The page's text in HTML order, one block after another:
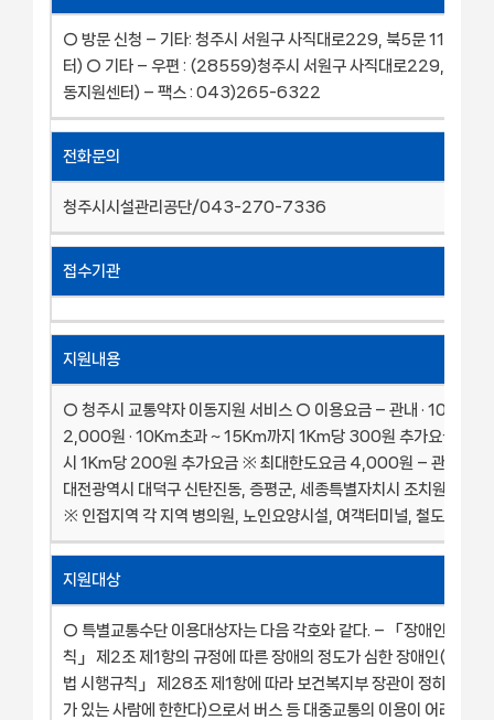
○ 방문 신청 – 기타: 청주시 서원구 사직대로229, 북5문 117(이동
터) ○ 기타 – 우편 : (28559)청주시 서원구 사직대로229, 북5문
동지원센터) – 팩스 : 043)265-6322
전화문의
청주시시설관리공단/043-270-7336
접수기관
지원내용
○ 청주시 교통약자 이동지원 서비스 ○ 이용요금 – 관내 · 10Km까
2,000원 · 10Km초과 ~ 15Km까지 1Km당 300원 추가요금 ·
시 1Km당 200원 추가요금 ※ 최대한도요금 4,000원 – 관외(인접
대전광역시 대덕구 신탄진동, 증평군, 세종특별자치시 조치원읍
※ 인접지역 각 지역 병의원, 노인요양시설, 여객터미널, 철도역에 한
지원대상
○ 특별교통수단 이용대상자는 다음 각호와 같다. – 「장애인복지법
칙」 제2조 제1항의 규정에 따른 장애의 정도가 심한 장애인(「장애
법 시행규칙」 제28조 제1항에 따라 보건복지부 장관이 정하는 보
가 있는 사람에 한한다)으로서 버스 등 대중교통의 이용이 어려운 사